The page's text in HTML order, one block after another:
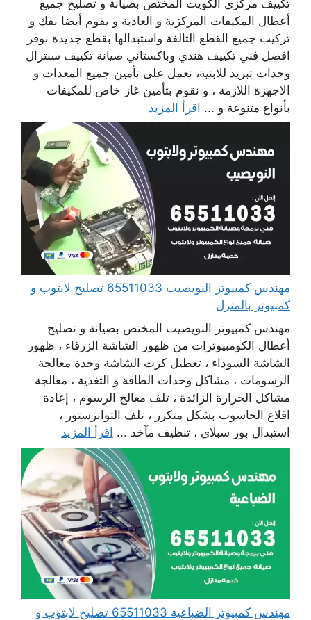
تكييف مركزي الكويت المختص بصيانة و تصليح جميع
أعطال المكيفات المركزية و العادية و يقوم أيضا بفك و
تركيب جميع القطع التالفة واستبدالها بقطع جديدة نوفر
افضل فني تكييف هندي وباكستاني صيانة تكييف سنترال
وحدات تبريد للابنية، نعمل على تأمين جميع المعدات و
الاجهزة اللازمة ، و نقوم بتأمين غاز خاص للمكيفات
بأنواع متنوعة و ... اقرأ المزيد
مهندس كمبيوتر النويصيب 65511033 تصليح لابتوب و
كمبيوتر بالمنزل
مهندس كمبيوتر النويصيب المختص بصيانة و تصليح
أعطال الكومبيوترات من ظهور الشاشة الزرقاء ، ظهور
الشاشة السوداء ، تعطيل كرت الشاشة وحدة معالجة
الرسومات ، مشاكل وحدات الطاقة و التغذية ، معالجة
مشاكل الحرارة الزائدة ، تلف معالج الرسوم ، إعادة
اقلاع الحاسوب بشكل متكرر ، تلف التوانزستور ،
استبدال بور سبلاي ، تنظيف مآخذ ... اقرأ المزيد
مهندس كمبيوتر الضباعية 65511033 تصليح لابتوب و